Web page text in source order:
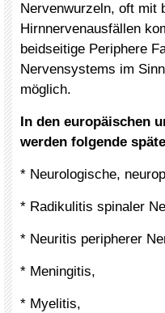
Nervenwurzeln, oft mit
Hirnnervenausfällen
beidseitige Periphere
Nervensystems im
möglich.
In den europäischen
werden folgende
* Neurologische,
* Radikulitis spinaler
* Neuritis peripherer
* Meningitis,
* Myelitis,